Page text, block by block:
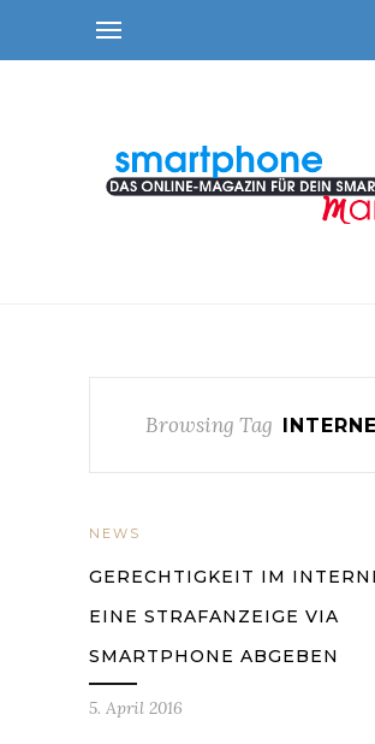
Browsing Tag
NEWS
GERECHTIGKEIT IM
EINE STRAFANZEIGE VIA
SMARTPHONE ABGEBEN
5. April 2016